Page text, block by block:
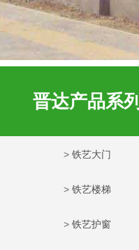
晋达产品系列
> 铁艺大门
> 铁艺楼梯
> 铁艺护窗